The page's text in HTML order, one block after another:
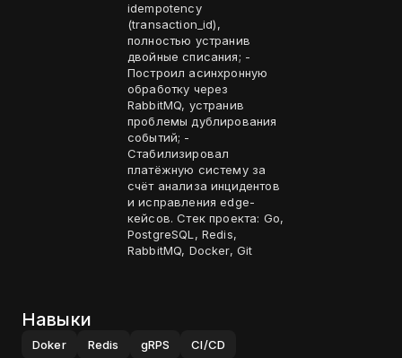
idempotency
(transaction_id),
полностью устранив
двойные списания; -
Построил асинхронную
обработку через
RabbitMQ, устранив
проблемы дублирования
событий; -
Стабилизировал
платёжную систему за
счёт анализа инцидентов
и исправления edge-
кейсов. Стек проекта: Go,
PostgreSQL, Redis,
RabbitMQ, Docker, Git
Навыки
Doker Redis gRPS
CI/CD